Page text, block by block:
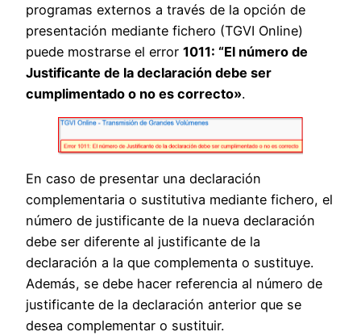
programas externos a través de la opción de
presentación mediante fichero (TGVI Online)
puede mostrarse el error 1011: “El número de
Justificante de la declaración debe ser
cumplimentado o no es correcto».
En caso de presentar una declaración
complementaria o sustitutiva mediante fichero, el
número de justificante de la nueva declaración
debe ser diferente al justificante de la
declaración a la que complementa o sustituye.
Además, se debe hacer referencia al número de
justificante de la declaración anterior que se
desea complementar o sustituir.